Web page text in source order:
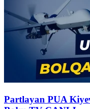
Partlayan PUA